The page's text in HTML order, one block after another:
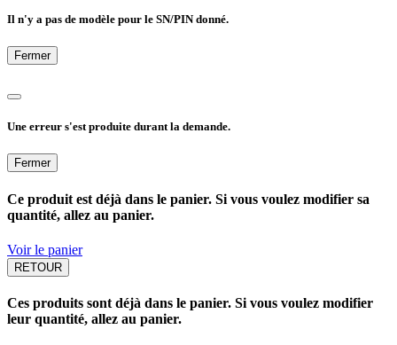
Il n'y a pas de modèle pour le SN/PIN donné.
Fermer
Une erreur s'est produite durant la demande.
Fermer
Ce produit est déjà dans le panier. Si vous voulez modifier sa
quantité, allez au panier.
Voir le panier
RETOUR
Ces produits sont déjà dans le panier. Si vous voulez modifier
leur quantité, allez au panier.